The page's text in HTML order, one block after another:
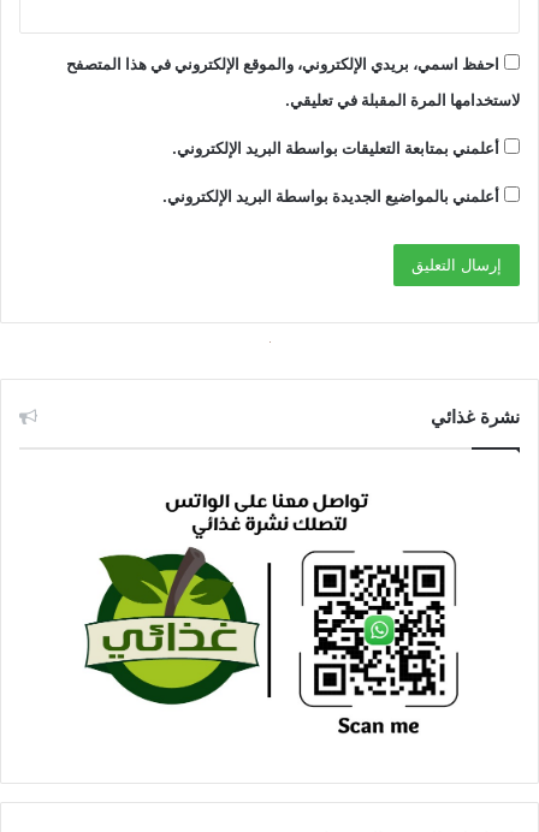
احفظ اسمي، بريدي الإلكتروني، والموقع الإلكتروني في هذا المتصفح
لاستخدامها المرة المقبلة في تعليقي.
أعلمني بمتابعة التعليقات بواسطة البريد الإلكتروني.
أعلمني بالمواضيع الجديدة بواسطة البريد الإلكتروني.
نشرة غذائي